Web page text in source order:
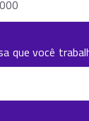
que você